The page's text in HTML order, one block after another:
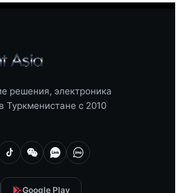
решения, электроника
Туркменистане с 2010
Google Play